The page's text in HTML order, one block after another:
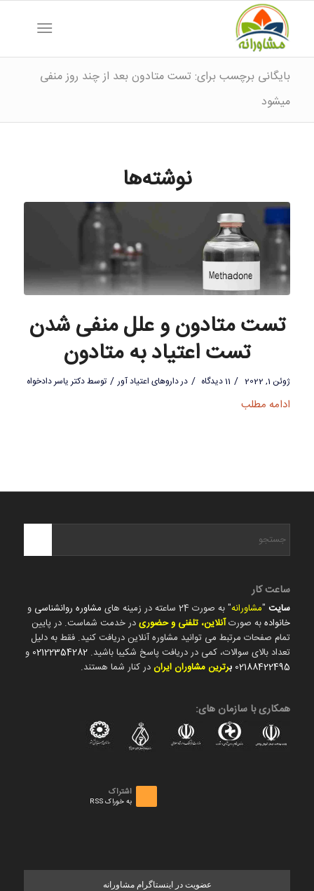
بایگانی برچسب برای: تست متادون بعد از چند روز منفی
میشود
نوشته‌ها
تست متادون و علل منفی شدن
تست اعتیاد به متادون
ژوئن 1, 2022 / 11 دیدگاه / درداروهای اعتیاد آور / توسطدکتر یاسر دادخواه
ادامه مطلب
ساعت کار
سایت"مشاورانه" به صورت 24 ساعته در زمینه های مشاوره روانشناسی و
خانوادهبه صورتآنلاین، تلفنی و حضوریدر خدمت شماست. در پایین
تمام صفحات مرتبط می توانید مشاوره آنلاین دریافت کنید. فقط به دلیل
تعداد بالای سوالات، کمی در دریافت پاسخ شکیبا باشید. 02122354282 و
02188422495 برترین مشاوران ایراندر کنار شما هستند.
همکاری با سازمان های:
اشتراک
به خوراک RSS
عضویت در اینستاگرام مشاورانه